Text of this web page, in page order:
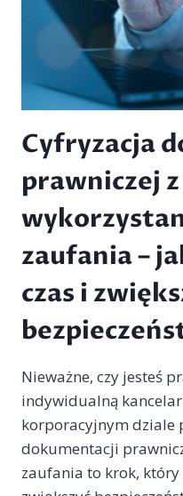
Cyfryzacja
prawniczej z
zaufania –
czas i
Nieważne, czy jesteś
indywidualną
korporacyjnym dziale
dokumentacji
zaufania to krok, który